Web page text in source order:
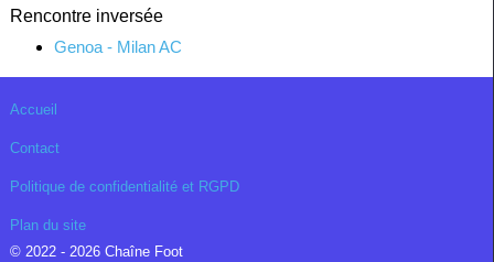
Rencontre inversée
Genoa - Milan AC
Accueil
Contact
Politique de confidentialité et RGPD
Plan du site
© 2022 - 2026 Chaîne Foot